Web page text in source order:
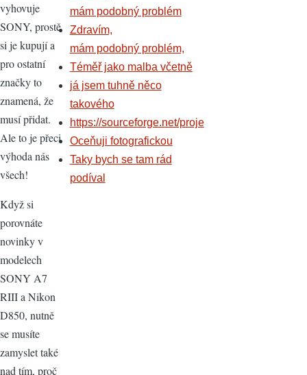
vyhovuje
SONY, prostě
si je kupují a
pro ostatní
značky to
znamená, že
musí přidat.
Ale to je přeci
výhoda nás
všech!
Když si
porovnáte
novinky v
modelech
SONY A7
RIII a Nikon
D850, nutně
se musíte
zamyslet také
nad tím, proč
mám podobný problém
Zdravím,
mám podobný problém,
Téměř jako malba včetně
já jsem tuhně něco
takového
https://sourceforge.net/proje
Oceňuji fotografickou
Taky bych se tam rád
podíval